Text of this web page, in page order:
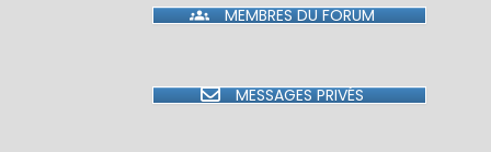
MEMBRES DU FORUM
MESSAGES PRIVÉS